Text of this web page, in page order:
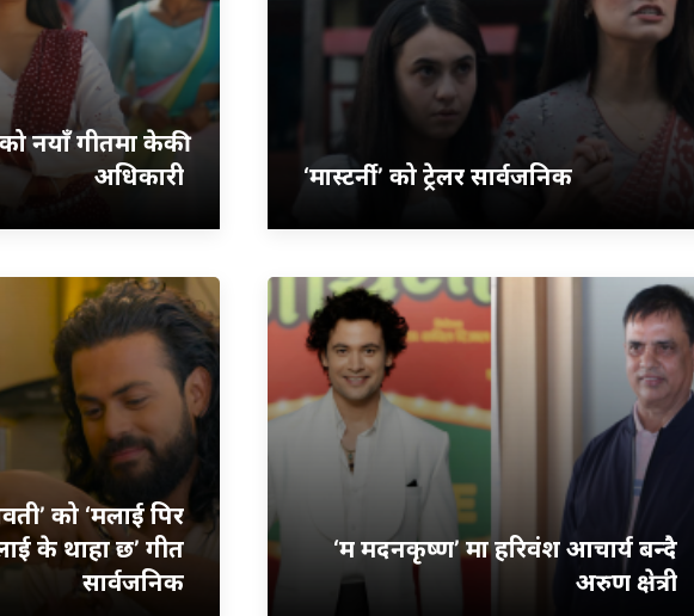
को नयाँ गीतमा केकी
अधिकारी
‘मास्टर्नी’ को ट्रेलर सार्वजनिक
को ‘मलाई पिर
के थाहा छ’ गीत
सार्वजनिक
‘म मदनकृष्ण’ मा हरिवंश आचार्य बन्दै
अरुण क्षेत्री